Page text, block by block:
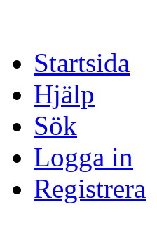
Startsida
Hjälp
Sök
Logga in
Registrera